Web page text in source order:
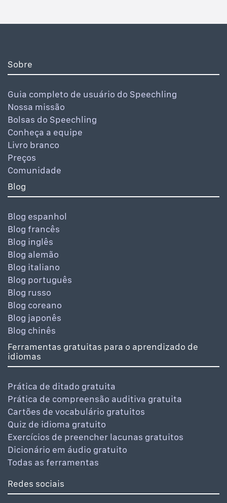
Sobre
Guia completo de usuário do Speechling
Nossa missão
Bolsas do Speechling
Conheça a equipe
Livro branco
Preços
Comunidade
Blog
Blog espanhol
Blog francês
Blog inglês
Blog alemão
Blog italiano
Blog português
Blog russo
Blog coreano
Blog japonês
Blog chinês
Ferramentas gratuitas para o aprendizado de
idiomas
Prática de ditado gratuita
Prática de compreensão auditiva gratuita
Cartões de vocabulário gratuitos
Quiz de idioma gratuito
Exercícios de preencher lacunas gratuitos
Dicionário em áudio gratuito
Todas as ferramentas
Redes sociais